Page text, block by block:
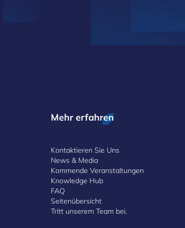
Mehr erfahren
Kontaktieren Sie Uns
News & Media
Kommende Veranstaltungen
Knowledge Hub
FAQ
Seitenübersicht
Tritt unserem Team bei.